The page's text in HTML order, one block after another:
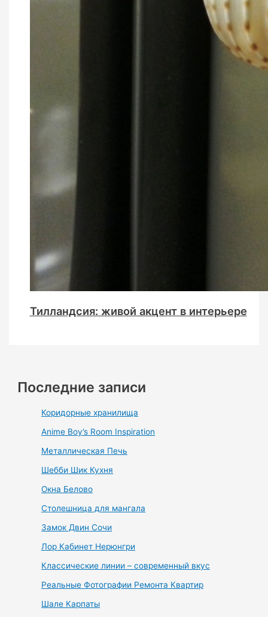
Тилландсия: живой акцент в интерьере
Последние записи
Коридорные хранилища
Anime Boy’s Room Inspiration
Металлическая Печь
Шебби Шик Кухня
Окна Белово
Столешница для мангала
Замок Двин Сочи
Лор Кабинет Нерюнгри
Классические линии – современный вкус
Реальные Фотографии Ремонта Квартир
Шале Карпаты